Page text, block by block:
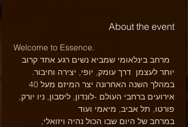
About the event
Welcome to Essence.
  מרחב בינלאומי שמביא נשים רגע אחד קרוב
יותר לעצמן  דרך עומק, יופי, יצירה וחיבור.
אירועים ברחבי העולם -לונדון, ליסבון, ניו יורק,
פורטו, תל אביב, מיאמי ועוד
במרחב של היום שבו הכול נהיה ויזואלי,